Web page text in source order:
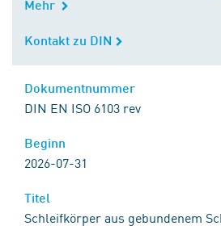
Mehr
Kontakt zu DIN
Kontakt zu DIN
Dokumentnummer
DIN EN ISO 6103 rev
Beginn
2026-07-31
Titel
Schleifkörper aus gebundenem